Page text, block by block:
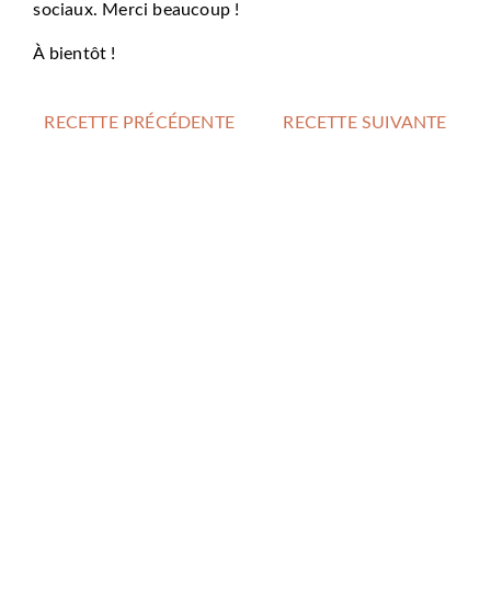
sociaux. Merci beaucoup !
À bientôt !
RECETTE PRÉCÉDENTE RECETTE SUIVANTE